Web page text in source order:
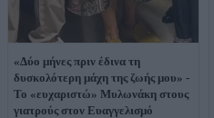
«Δύο μήνες πριν έδινα τη
δυσκολότερη μάχη της ζωής μου» -
Το «ευχαριστώ» Μυλωνάκη στους
γιατρούς στον Ευαγγελισμό